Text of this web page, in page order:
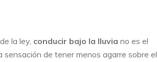
la ley, conducir bajo la lluvia no es el
de tener menos agarre sobre el